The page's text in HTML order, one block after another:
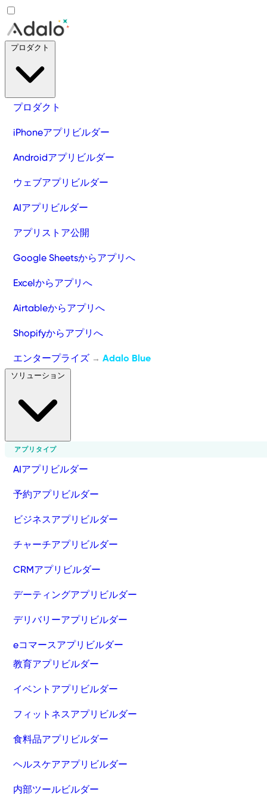
プロダクト
iPhoneアプリビルダー
Androidアプリビルダー
ウェブアプリビルダー
AIアプリビルダー
アプリストア公開
Google Sheetsからアプリへ
Excelからアプリへ
Airtableからアプリへ
Shopifyからアプリへ
エンタープライズ → Adalo Blue
アプリタイプ
AIアプリビルダー
予約アプリビルダー
ビジネスアプリビルダー
チャーチアプリビルダー
CRMアプリビルダー
デーティングアプリビルダー
デリバリーアプリビルダー
eコマースアプリビルダー
教育アプリビルダー
イベントアプリビルダー
フィットネスアプリビルダー
食料品アプリビルダー
ヘルスケアアプリビルダー
内部ツールビルダー